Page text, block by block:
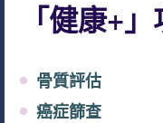
「健康+
骨質評估
癌症篩查